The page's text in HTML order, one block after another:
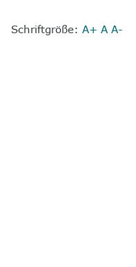
Schriftgröße: A+ A A-